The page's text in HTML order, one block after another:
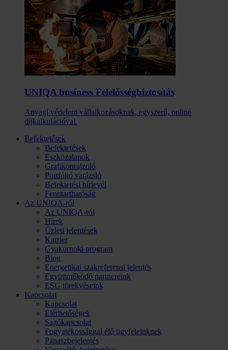
UNIQA business Felelősség­biztosítás
Anyagi védelem vállalkozásoknak, egyszerű, online
díjkalkulációval.
Befektetések
Befektetések
Eszközalapok
Grafikonrajzoló
Portfólió varázsló
Befektetési hírlevél
Fenntarthatóság
Az UNIQA-ról
Az UNIQA-ról
Hírek
Üzleti jelentések
Karrier
Gyakornoki program
Blog
Energetikai szakreferensi jelentés
Együttműködő partnereink
ESG törekvéseink
Kapcsolat
Kapcsolat
Elérhetőségek
Sajtókapcsolat
Fogyatékossággal élő ügyfeleinknek
Panaszbejelentés